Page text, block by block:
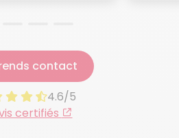
contact
4.6/5
certifiés